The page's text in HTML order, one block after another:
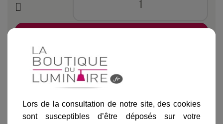
Informations produit
Lors de la consultation de notre site, des cookies
sont susceptibles d’être déposés sur votre